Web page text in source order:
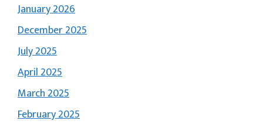
January 2026
December 2025
July 2025
April 2025
March 2025
February 2025